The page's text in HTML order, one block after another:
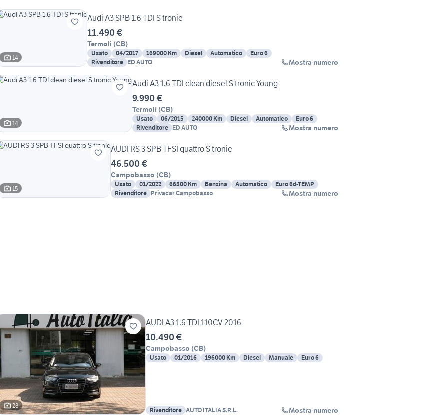
14
Audi A3 SPB 1.6 TDI S tronic
11.490 €
Termoli (CB)
Usato 04/2017 169000 Km Diesel Automatico
Euro 6
Rivenditore ED AUTO Mostra numero
14
Audi A3 1.6 TDI clean diesel S tronic Young
9.990 €
Termoli (CB)
Usato 06/2015 240000 Km Diesel Automatico
Euro 6
Rivenditore ED AUTO Mostra numero
15
AUDI RS 3 SPB TFSI quattro S tronic
46.500 €
Campobasso (CB)
Usato 01/2022 66500 Km Benzina Automatico
Euro 6d-TEMP
Rivenditore Privacar Campobasso Mostra numero
28
AUDI A3 1.6 TDI 110CV 2016
10.490 €
Campobasso (CB)
Usato 01/2016 196000 Km Diesel Manuale Euro 6
Rivenditore AUTO ITALIA S.R.L. Mostra numero